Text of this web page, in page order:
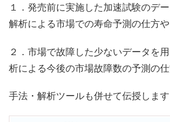
１．発売前に実施した加速試験のデ
解析による市場での寿命予測の仕方や
２．市場で故障した少ないデータを
析による今後の市場故障数の予測の
手法・解析ツールも併せて伝授します